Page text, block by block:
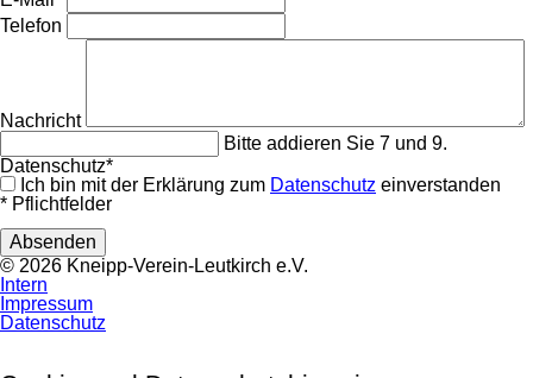
Telefon
Nachricht
Bitte addieren Sie 7 und 9.
Pflichtfeld
Datenschutz*
Ich bin mit der Erklärung zum Datenschutz einverstanden
* Pflichtfelder
Absenden
© 2026 Kneipp-Verein-Leutkirch e.V.
Navigation
überspringen
Intern
Impressum
Datenschutz